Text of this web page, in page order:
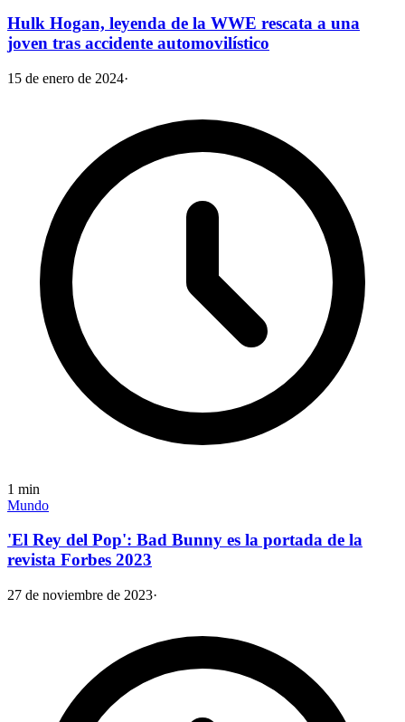
Hulk Hogan, leyenda de la WWE rescata a una
joven tras accidente automovilístico
15 de enero de 2024·
1 min
Mundo
'El Rey del Pop': Bad Bunny es la portada de la
revista Forbes 2023
27 de noviembre de 2023·